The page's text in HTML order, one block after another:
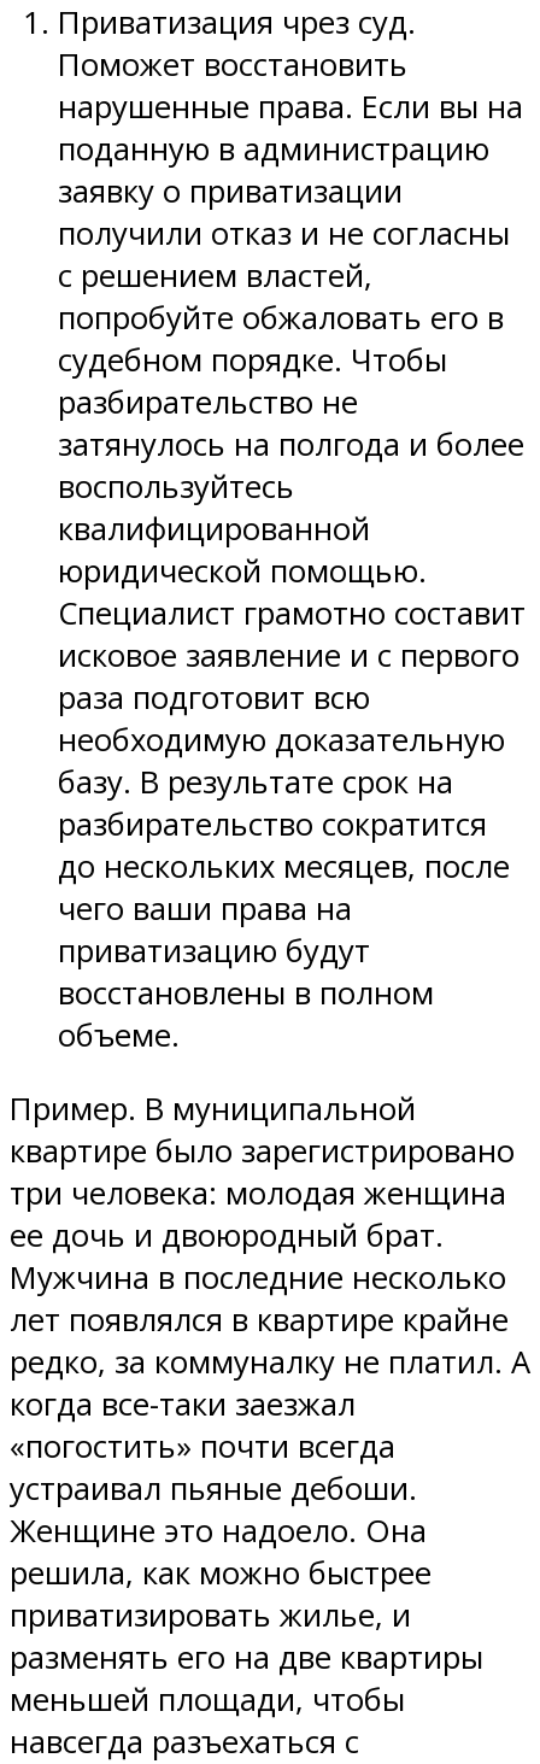
Приватизация чрез суд.
Поможет восстановить
нарушенные права. Если вы на
поданную в администрацию
заявку о приватизации
получили отказ и не согласны
с решением властей,
попробуйте обжаловать его в
судебном порядке. Чтобы
разбирательство не
затянулось на полгода и более
воспользуйтесь
квалифицированной
юридической помощью.
Специалист грамотно составит
исковое заявление и с первого
раза подготовит всю
необходимую доказательную
базу. В результате срок на
разбирательство сократится
до нескольких месяцев, после
чего ваши права на
приватизацию будут
восстановлены в полном
объеме.
Пример. В муниципальной
квартире было зарегистрировано
три человека: молодая женщина
ее дочь и двоюродный брат.
Мужчина в последние несколько
лет появлялся в квартире крайне
редко, за коммуналку не платил. А
когда все-таки заезжал
«погостить» почти всегда
устраивал пьяные дебоши.
Женщине это надоело. Она
решила, как можно быстрее
приватизировать жилье, и
разменять его на две квартиры
меньшей площади, чтобы
навсегда разъехаться с